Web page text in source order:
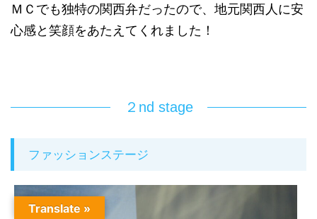
ＭＣでも独特の関西弁だったので、地元関西人に安
心感と笑顔をあたえてくれました！
２nd stage
ファッションステージ
Translate »